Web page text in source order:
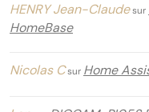
HENRY Jean-Claudesur
HomeBase
Nicolas Csur Home